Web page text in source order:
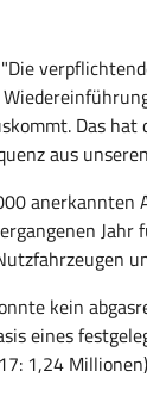
Das hat
aus
anerkannten
kein
eines
1,24